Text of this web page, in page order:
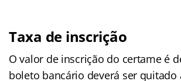
Taxa de inscrição
O valor de inscrição do certame é
boleto bancário deverá ser quitado